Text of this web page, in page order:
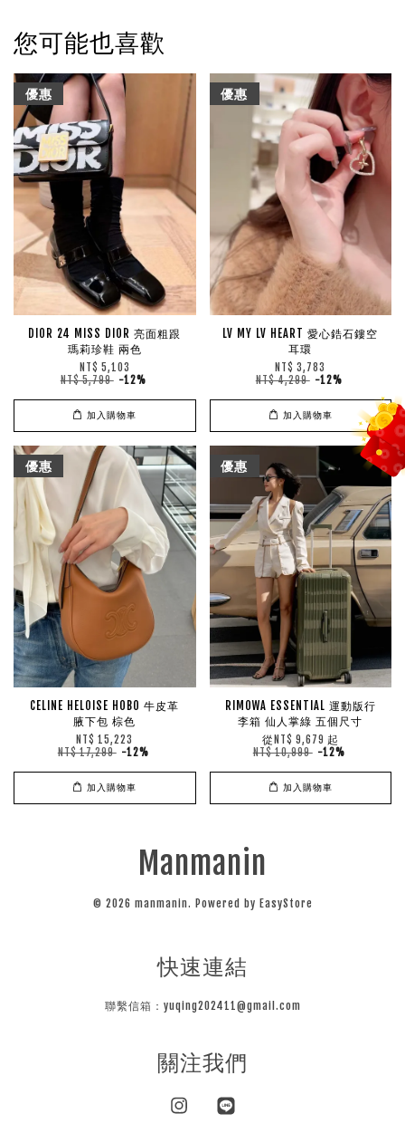
您可能也喜歡
優惠
DIOR 24 MISS DIOR 亮面粗跟
瑪莉珍鞋 兩色
NT$ 5,103
NT$ 5,799 -12%
加入購物車
優惠
LV MY LV HEART 愛心鋯石鏤空
耳環
NT$ 3,783
NT$ 4,299 -12%
加入購物車
優惠
CELINE HELOISE HOBO 牛皮革
腋下包 棕色
NT$ 15,223
NT$ 17,299 -12%
加入購物車
優惠
RIMOWA ESSENTIAL 運動版行
李箱 仙人掌綠 五個尺寸
從 NT$ 9,679 起
NT$ 10,999 -12%
加入購物車
Manmanin
© 2026 manmanin. Powered by EasyStore
快速連結
聯繫信箱：yuqing202411@gmail.com
關注我們
Instagram